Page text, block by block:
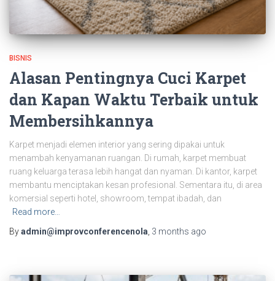
BISNIS
Alasan Pentingnya Cuci Karpet
dan Kapan Waktu Terbaik untuk
Membersihkannya
Karpet menjadi elemen interior yang sering dipakai untuk
menambah kenyamanan ruangan. Di rumah, karpet membuat
ruang keluarga terasa lebih hangat dan nyaman. Di kantor, karpet
membantu menciptakan kesan profesional. Sementara itu, di area
komersial seperti hotel, showroom, tempat ibadah, dan
Read more…
Byadmin@improvconferencenola 3 months ago